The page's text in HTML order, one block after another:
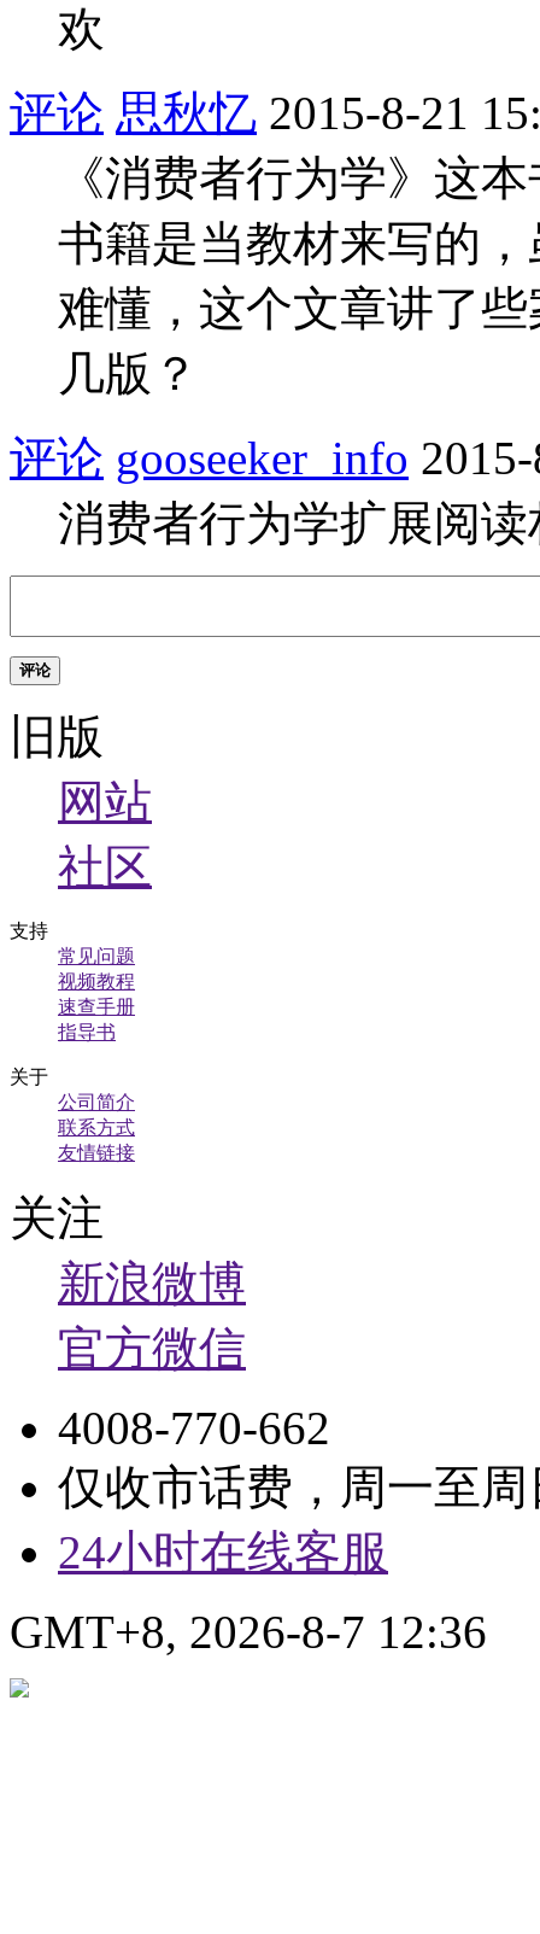
欢
评论 思秋忆 2015-8-21
《消费者行为学》这
书籍是当教材来写的
难懂，这个文章讲了
几版？
评论 gooseeker_info
消费者行为学扩展阅
评论
旧版
网站
社区
支持
常见问题
视频教程
速查手册
指导书
关于
公司简介
联系方式
友情链接
关注
新浪微博
官方微信
4008-770-662
仅收市话费，周一至周
24小时在线客服
GMT+8, 2026-8-7 12:36